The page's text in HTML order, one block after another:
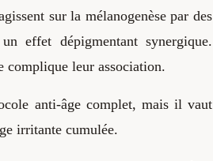
sur la mélano­genèse par des
effet dépigmentant synergique.
complique leur association.
anti-âge complet, mais il vaut
irritante cumulée.